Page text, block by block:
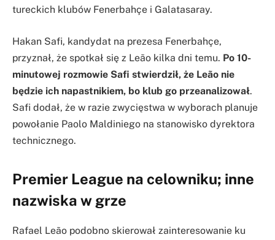
tureckich klubów Fenerbahçe i Galatasaray.
Hakan Safi, kandydat na prezesa Fenerbahçe,
przyznał, że spotkał się z Leão kilka dni temu. Po 10-
minutowej rozmowie Safi stwierdził, że Leão nie
będzie ich napastnikiem, bo klub go przeanalizował.
Safi dodał, że w razie zwycięstwa w wyborach planuje
powołanie Paolo Maldiniego na stanowisko dyrektora
technicznego.
Premier League na celowniku; inne
nazwiska w grze
Rafael Leão podobno skierował zainteresowanie ku